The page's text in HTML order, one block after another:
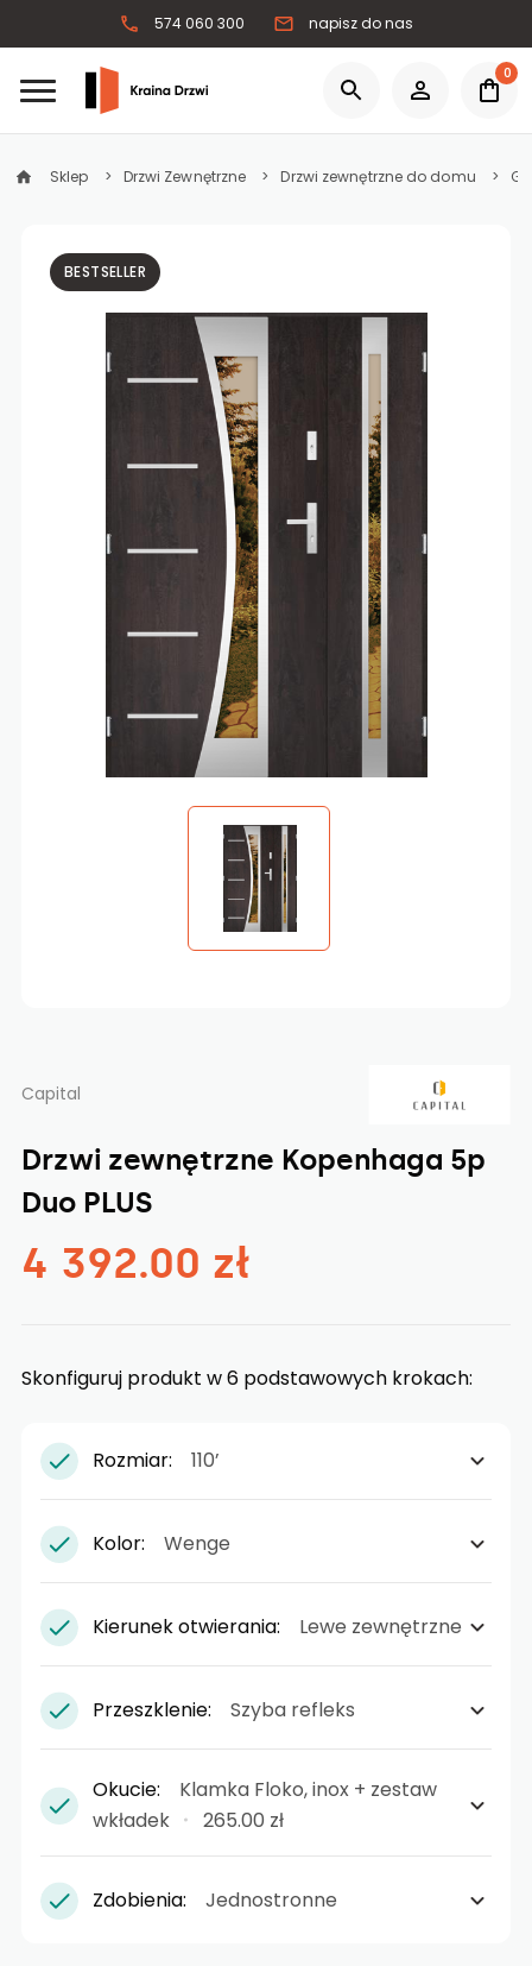
574 060 300 napisz do nas
0
Sklep Drzwi Zewnętrzne Drzwi zewnętrzne do domu
BESTSELLER
Capital
Drzwi zewnętrzne Kopenhaga 5p
Duo PLUS
4 392.00 zł
Skonfiguruj produkt w 6 podstawowych krokach:
Rozmiar: 110’
Kolor: Wenge
Kierunek otwierania: Lewe zewnętrzne
Przeszklenie: Szyba refleks
Okucie:
Klamka Floko, inox + zestaw
wkładek
265.00 zł
Zdobienia: Jednostronne